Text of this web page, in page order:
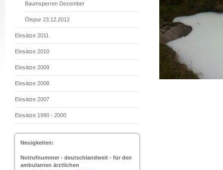
Baumsperren Dezember
Ölspur 23.12.2012
Einsätze 2011
Einsätze 2010
Einsätze 2009
Einsätze 2008
Einsätze 2007
Einsätze 1990 - 2000
Neuigkeiten:
Notrufnummer - deutschlandweit - für den
ambulanten ärztlichen